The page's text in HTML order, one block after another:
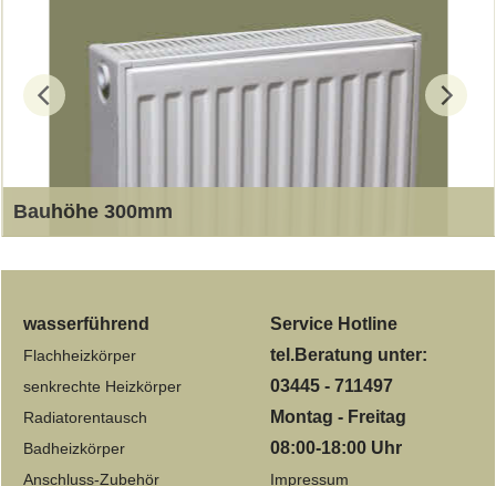
Bauhöhe 300mm
Service Hotline
tel.Beratung unter:
03445 - 711497
Montag - Freitag
08:00-18:00 Uhr
Impressum
wasserführend
Flachheizkörper
senkrechte Heizkörper
Radiatorentausch
Badheizkörper
Anschluss-Zubehör